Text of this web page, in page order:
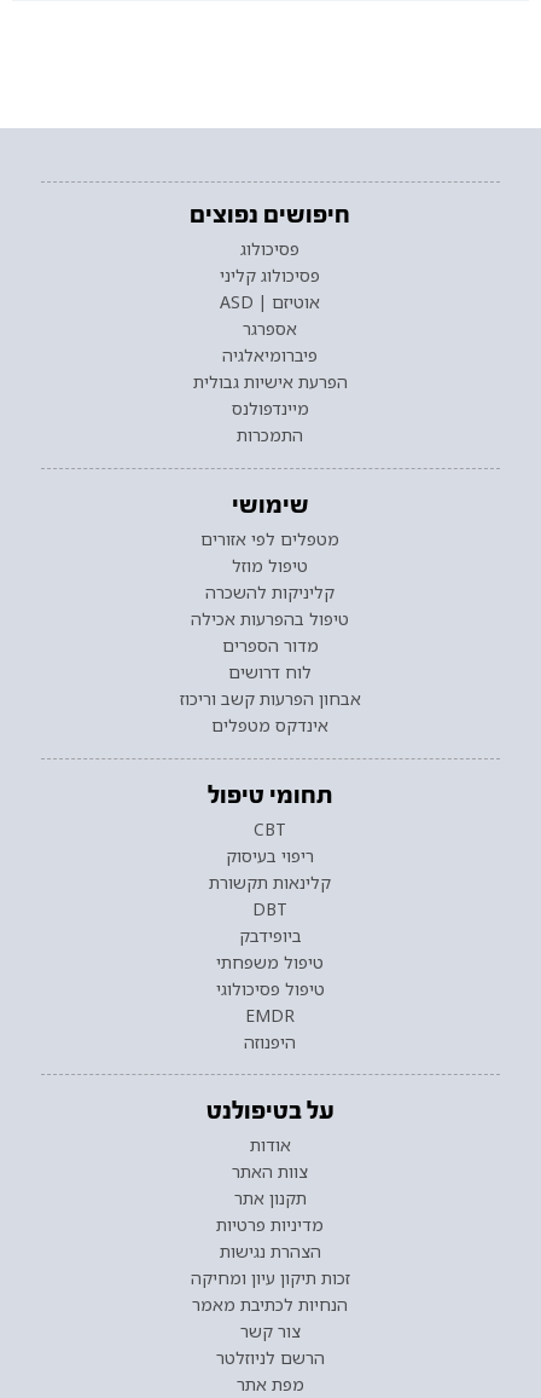
חיפושים נפוצים
פסיכולוג
פסיכולוג קליני
אוטיזם | ASD
אספרגר
פיברומיאלגיה
הפרעת אישיות גבולית
מיינדפולנס
התמכרות
שימושי
מטפלים לפי אזורים
טיפול מוזל
קליניקות להשכרה
טיפול בהפרעות אכילה
מדור הספרים
לוח דרושים
אבחון הפרעות קשב וריכוז
אינדקס מטפלים
תחומי טיפול
CBT
ריפוי בעיסוק
קלינאות תקשורת
DBT
ביופידבק
טיפול משפחתי
טיפול פסיכולוגי
EMDR
היפנוזה
על בטיפולנט
אודות
צוות האתר
תקנון אתר
מדיניות פרטיות
הצהרת נגישות
זכות תיקון עיון ומחיקה
הנחיות לכתיבת מאמר
צור קשר
הרשם לניוזלטר
מפת אתר